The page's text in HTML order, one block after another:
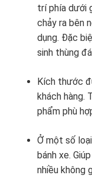
trí phía dưới
chảy ra bên
dụng. Đặc
sinh thùng
Kích thước
khách hàng.
phẩm phù
Ở một số
bánh xe.
nhiều không